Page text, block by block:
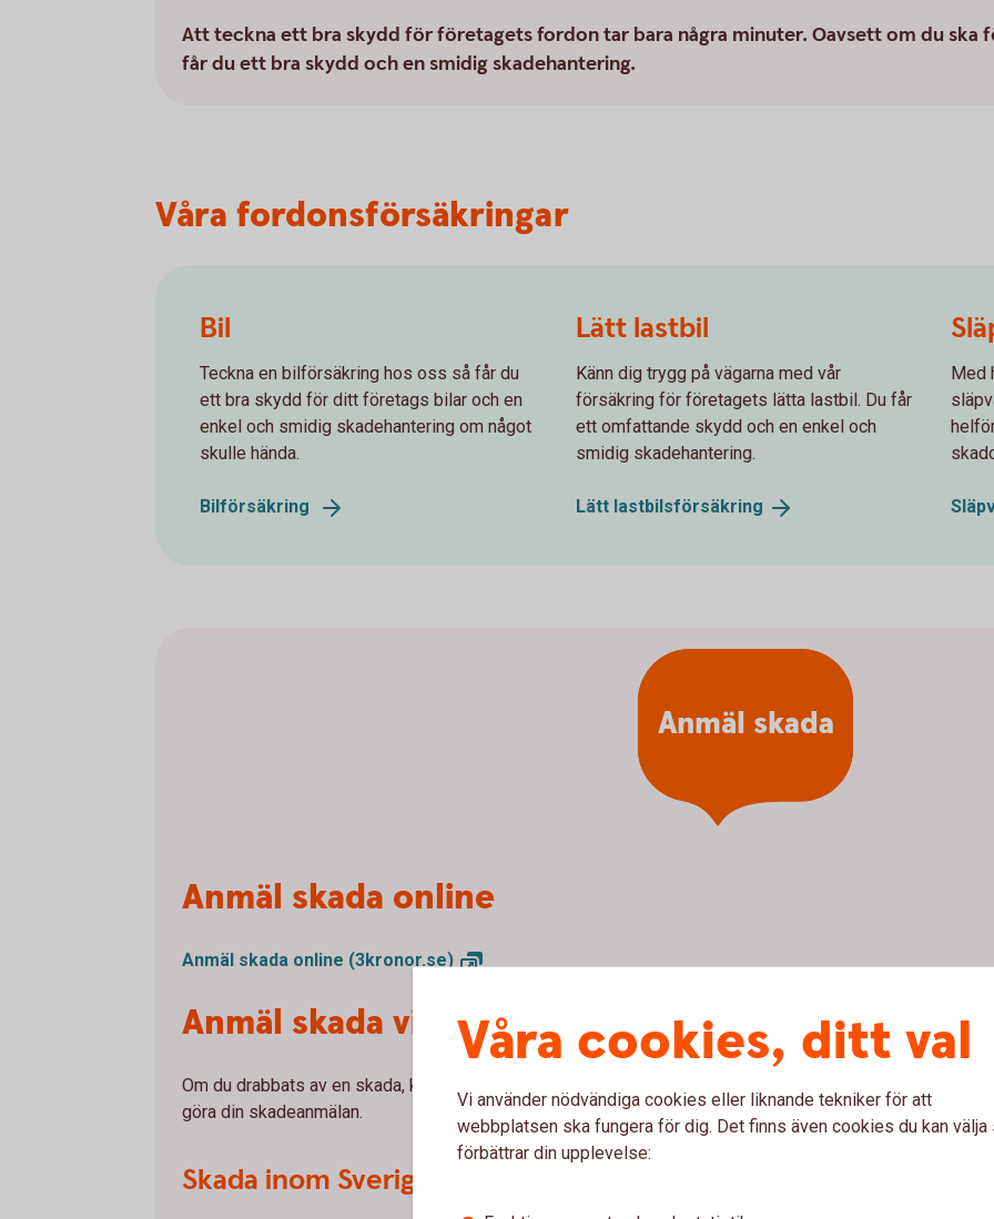
Att teckna ett bra skydd för företagets fordon tar bara några minuter. Oavsett om du ska
får du ett bra skydd och en smidig skadehantering.
Våra fordonsförsäkringar
Bil
Teckna en bilförsäkring hos oss så får du
ett bra skydd för ditt företags bilar och en
enkel och smidig skadehantering om något
skulle hända.
Bilförsäkring
Lätt lastbil
Känn dig trygg på vägarna med vår
försäkring för företagets lätta lastbil. Du får
ett omfattande skydd och en enkel och
smidig skadehantering.
Lätt lastbilsförsäkring
Med
Anmäl skada online
Anmäl skada online (3kronor.se)
Anmäl skada via telefon
Om du drabbats av en skada, kontakta vår samarbetspartner Tre Kronor Försäkring för att
göra din skadeanmälan.
Skada inom Sverige
Anmäl skada
Våra cookies, ditt val
Vi använder nödvändiga cookies eller liknande tekniker för att
webbplatsen ska fungera för dig. Det finns även cookies du kan välja
förbättrar din upplevelse: